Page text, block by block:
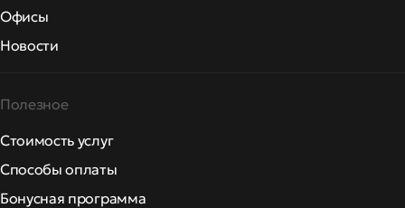
Офисы
Новости
Полезное
Стоимость услуг
Способы оплаты
Бонусная программа